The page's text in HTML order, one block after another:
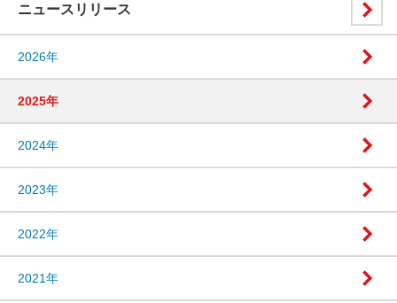
ニュースリリース
2026年
2025年
2024年
2023年
2022年
2021年